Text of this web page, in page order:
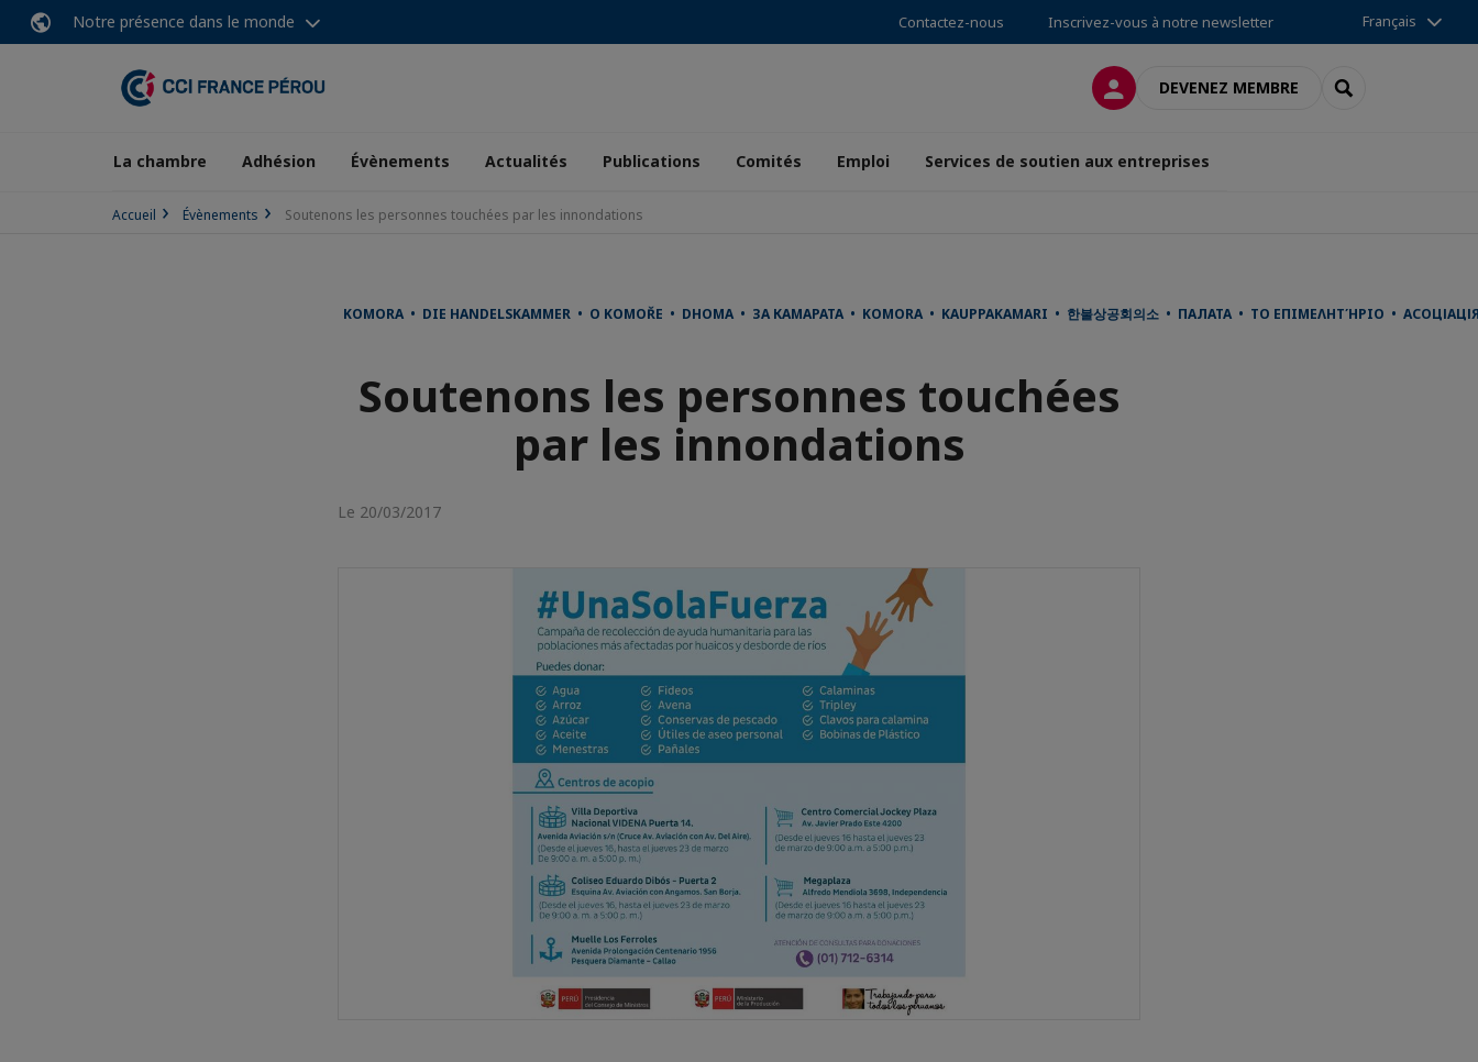
Notre présence dans le monde Contactez-nous Inscrivez-vous à notre newsletter Français
CONNEXIONDEVENEZ MEMBRE RECHERCHER
La chambre Adhésion Évènements Actualités Publications Comités Emploi Services de soutien aux entreprises
Accueil Évènements Soutenons les personnes touchées par les innondations
KOMORA • DIE HANDELSKAMMER • O KOMOŘE • DHOMA • ЗА КАМАРАТА • KOMORA • KAUPPAKAMARI • 한불상공회의소 • ПАЛАТА • ΤΟ ΕΠΙΜΕΛΗΤΉΡΙΟ • АСОЦІАЦІЯ
Soutenons les personnes touchées
par les innondations
Le 20/03/2017